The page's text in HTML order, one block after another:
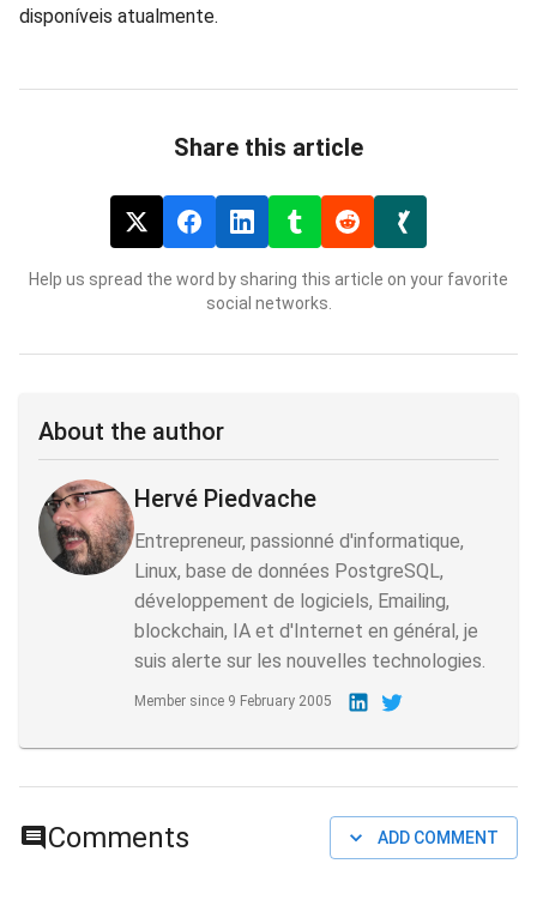
disponíveis atualmente.
Share this article
Help us spread the word by sharing this article on your favorite
social networks.
About the author
Hervé Piedvache
Entrepreneur, passionné d'informatique,
Linux, base de données PostgreSQL,
développement de logiciels, Emailing,
blockchain, IA et d'Internet en général, je
suis alerte sur les nouvelles technologies.
Member since 9 February 2005
Comments ADD COMMENT